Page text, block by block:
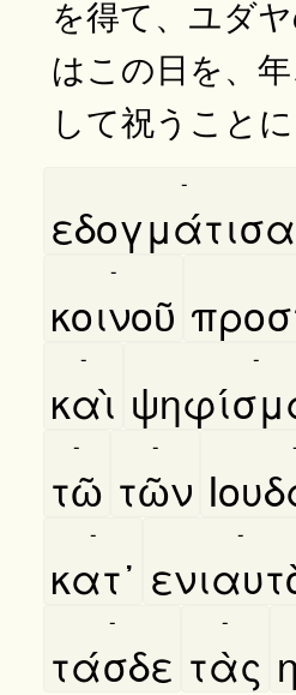
を得て、ユダ
はこの日を、
して祝うことに
-
κοινοῦ
-
καὶ
- -
τῶ
-
τῶν
-
κατ᾿
- -
τάσδε
-
τὰς
-